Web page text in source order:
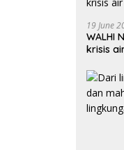
19 June
WALHI
krisis